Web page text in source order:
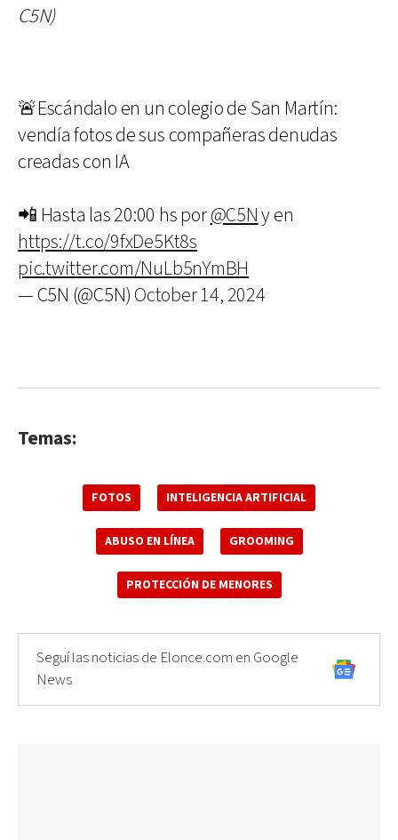
C5N)
🚨Escándalo en un colegio de San Martín:
vendía fotos de sus compañeras denudas
creadas con IA
📲 Hasta las 20:00 hs por@C5Ny en
https://t.co/9fxDe5Kt8s
pic.twitter.com/NuLb5nYmBH
— C5N (@C5N) October 14, 2024
Temas:
FOTOS INTELIGENCIA ARTIFICIAL
ABUSO EN LÍNEA GROOMING
PROTECCIÓN DE MENORES
Seguí las noticias de Elonce.com en Google
News